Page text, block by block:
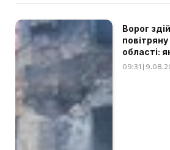
Ворог
повітряну
області:
09:31 |